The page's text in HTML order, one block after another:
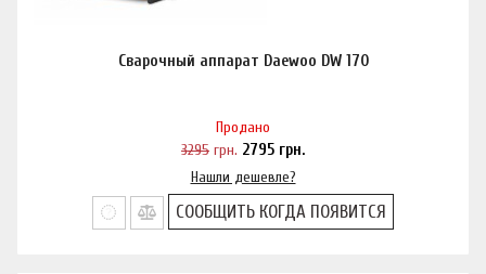
Сварочный аппарат Daewoo DW 170
Продано
3295 грн. 2795 грн.
Нашли дешевле?
СООБЩИТЬ КОГДА ПОЯВИТСЯ